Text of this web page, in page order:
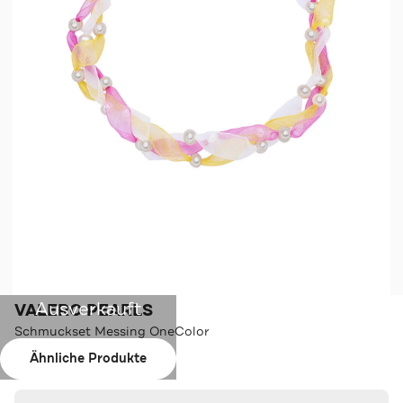
Ausverkauft
Ähnliche Produkte
VALERO PEARLS
Schmuckset Messing OneColor
Farbe:OneColor